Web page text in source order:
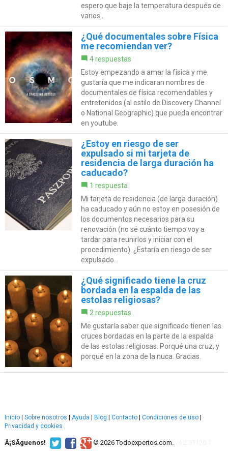
espero que baje la temperatura después de
varios...
¿Qué documentales sobre Física
me recomiendan ver?
4 respuestas
Estoy empezando a amar la física y me
gustaría que me indicaran nombres de
documentales de física recomendables y
entretenidos (al estilo de Discovery Channel
o National Geographic) que pueda encontrar
en youtube.
¿Estoy en riesgo de ser
expulsado si mi tarjeta de
residencia de larga duración ha
caducado?
1 respuesta
Mi tarjeta de residencia (de larga duración)
ha caducado y aún no estoy en posesión de
los documentos necesarios para su
renovación (no sé cuánto tiempo voy a
tardar para reunirlos y iniciar con el
procedimiento). ¿Estaría en riesgo de ser
expulsado...
¿Qué significado tiene la cruz
bordada en la espalda de las
estolas religiosas?
2 respuestas
Me gustaría saber que significado tienen las
cruces bordadas en la parte de la espalda
de las estolas religiosas. Porqué una cruz, y
porqué en la zona de la nuca. Gracias.
Inicio | Sobre nosotros | Ayuda | Blog | Contacto | Condiciones de uso |
Privacidad y cookies
Â¡SÃ­guenos! © 2026 Todoexpertos.com.